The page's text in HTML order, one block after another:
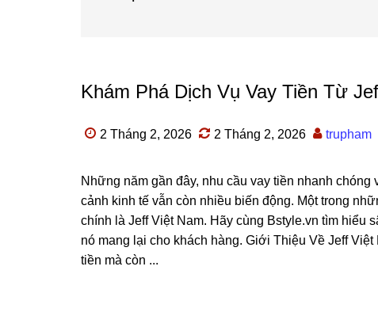
Khám Phá Dịch Vụ Vay Tiền Từ
2 Tháng 2, 2026 2 Tháng 2, 2026 trupham
Những năm gần đây, nhu cầu vay tiền nhanh
cảnh kinh tế vẫn còn nhiều biến động. Một trong
chính là Jeff Việt Nam. Hãy cùng Bstyle.vn tìm hiểu
nó mang lại cho khách hàng. Giới Thiệu Về Jeff
tiền mà còn ...